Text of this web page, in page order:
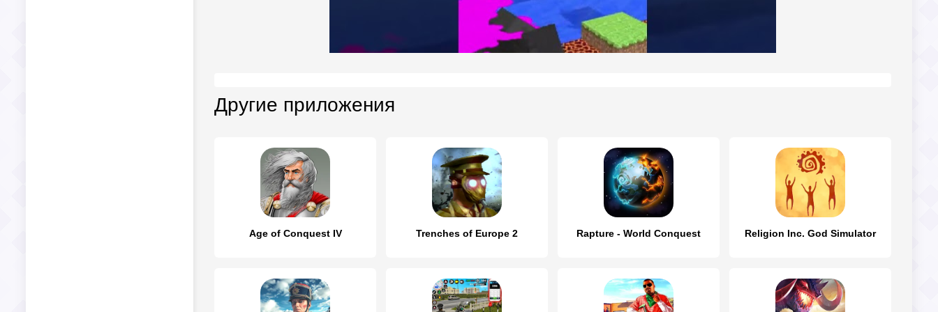
Другие приложения
Age of Conquest IV Trenches of Europe 2 Rapture - World Conquest Religion Inc. God Simulator